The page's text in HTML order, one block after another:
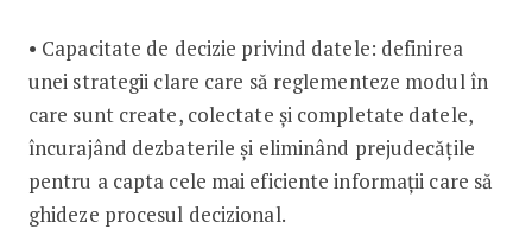
• Capacitate de decizie privind datele: definirea
unei strategii clare care să reglementeze modul în
care sunt create, colectate și completate datele,
încurajând dezbaterile și eliminând prejudecățile
pentru a capta cele mai eficiente informații care să
ghideze procesul decizional.